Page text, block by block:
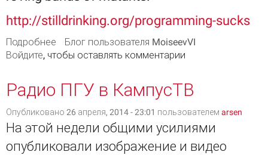
http://stilldrinking.org/programming-sucks
Подробнее о Programming
Блог пользователя MoiseevVI
Войдите, чтобы оставлять комментарии
Радио ПГУ в КампусТВ
Опубликовано 26 апреля, 2014 - 23:01 пользователем arsen
На этой недели общими усилиями
опубликовали изображение и видео